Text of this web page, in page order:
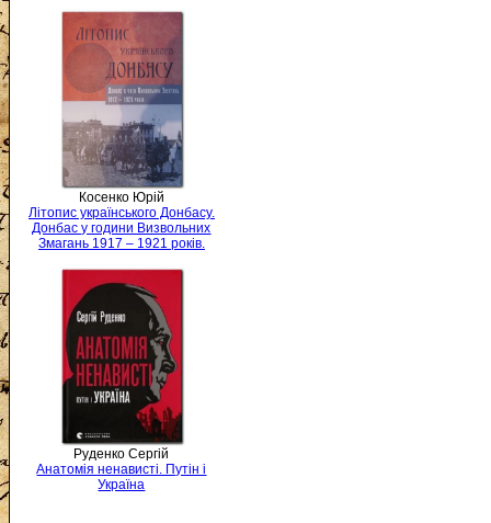
Косенко Юрій
Літопис українського Донбасу.
Донбас у години Визвольних
Змагань 1917 – 1921 років.
Руденко Сергій
Анатомія ненависті. Путін і
Україна